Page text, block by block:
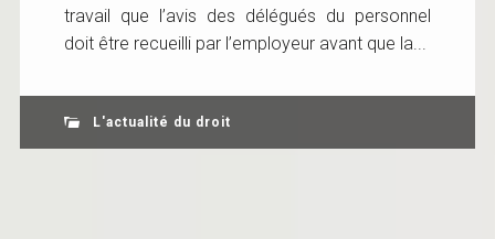
travail que l’avis des délégués du personnel
doit être recueilli par l’employeur avant que la...
L'actualité du droit